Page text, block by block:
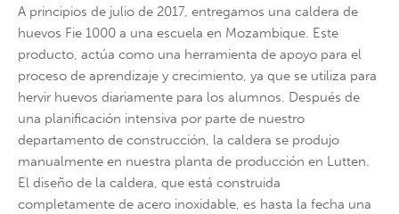
We offer support for our customers
Mon - Fri 8:00am - 5:00pm(GMT +1)
Get in touch
376-293 City Road, Suite 600
San Francisco, CA 94102
A principios de julio de 2017, entregamos una caldera de
huevos Fie 1000 a una escuela en Mozambique. Este
producto, actúa como una herramienta de apoyo para el
proceso de aprendizaje y crecimiento, ya que se utiliza para
hervir huevos diariamente para los alumnos. Después de
una planificación intensiva por parte de nuestro
departamento de construcción, la caldera se produjo
manualmente en nuestra planta de producción en Lutten.
El diseño de la caldera, que está construida
completamente de acero inoxidable, es hasta la fecha una